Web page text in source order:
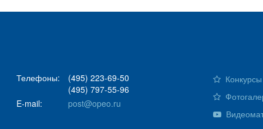
Телефоны:
(495) 223-69-50
(495) 797-55-96
E-mail:
post@opeo.ru